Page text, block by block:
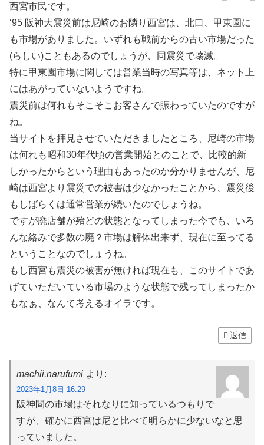
西宮市民です。
‘95 阪神大震災前は尼崎のお隣り西宮は、北口、甲東園に
も市場がありました。いずれも戦前からの古い市場だった
(らしい)こともあるのでしょうが、同震災で壊滅。
特に甲東園市場に関しては営業当時の写真等は、ネット上
にはあがっていないようですね。
震災前は何れもそこそこお客さんで賑わっていたのですが
ね。
当サイトを拝見させていただきましたところ、尼崎の市場
は何れも昭和30年代頃の営業開始とのことで、比較的新
しかったからという理由もあったのか分かりませんが、尼
崎は西宮より震災での被害は少なかったことから、震災後
もしばらくは通常営業が続いたのでしょうね。
ですが廃店舗が殆どの状態となってしまった今でも、いろ
んな絡みで多数の廃？市場は解体出来ず、現在に至ってる
ということなのでしょうね。
もし西宮も震災の被害が無ければ現在も、このサイトであ
げていただいている市場のような状態で残ってしまったか
もなぁ、なんて考えるオイラです。
返信
machii.narufumi より:
2023年1月8日 16:29
阪神間の市場はそれなりに知っているつもりで
すが、確かに西宮は尼と比べて明らかに少ないなと思
っていました。